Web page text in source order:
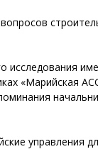
исследования
«Марийская
управления